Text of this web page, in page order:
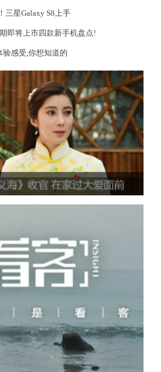
三星Galaxy S8上手
即将上市四款新手机盘点!
验感受,你想知道的